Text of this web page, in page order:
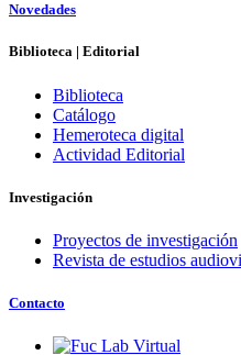
Novedades
Biblioteca | Editorial
Biblioteca
Catálogo
Hemeroteca digital
Actividad Editorial
Investigación
Proyectos de investigación
Revista de estudios
Contacto